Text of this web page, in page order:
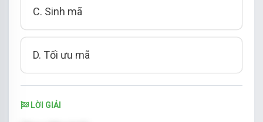
C. Sinh mã
D. Tối ưu mã
LỜI GIẢI